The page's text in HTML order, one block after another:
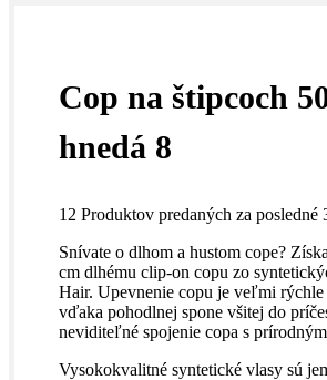
Cop na štipcoch
hnedá 8
12 Produktov predaných za posledné
Snívate o dlhom a hustom cope?
cm dlhému clip-on copu zo
Hair. Upevnenie copu je veľmi rýchle
vďaka pohodlnej spone všitej do
neviditeľné spojenie copa s
Vysokokvalitné syntetické vlasy sú